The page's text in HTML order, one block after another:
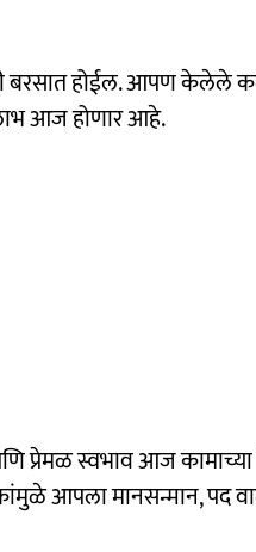
बरसात होईल. आपण केलेले
आज होणार आहे.
प्रेमळ स्वभाव आज
आपला मानसन्मान, पद